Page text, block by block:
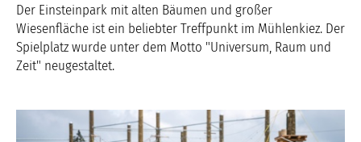
Der Einsteinpark mit alten Bäumen und großer
Wiesenfläche ist ein beliebter Treffpunkt im Mühlenkiez. Der
Spielplatz wurde unter dem Motto "Universum, Raum und
Zeit" neugestaltet.